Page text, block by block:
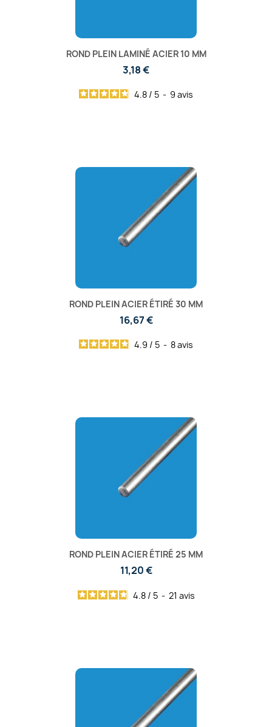
ROND PLEIN LAMINÉ ACIER 10 MM
3,18 €
4.8 / 5 - 9 avis
ROND PLEIN ACIER ÉTIRÉ 30 MM
16,67 €
4.9 / 5 - 8avis
ROND PLEIN ACIER ÉTIRÉ 25 MM
11,20 €
4.8 / 5 - 21 avis